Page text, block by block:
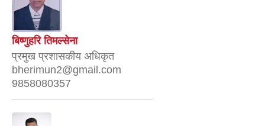
बिष्णुहरि तिमल्सेना
प्रमुख प्रशासकीय अधिकृत
bherimun2@gmail.com
9858080357